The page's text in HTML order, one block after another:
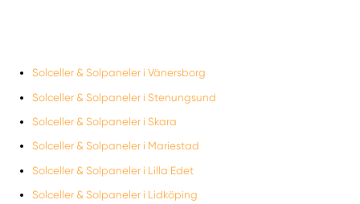
Solceller & Solpaneler i Vänersborg
Solceller & Solpaneler i Stenungsund
Solceller & Solpaneler i Skara
Solceller & Solpaneler i Mariestad
Solceller & Solpaneler i Lilla Edet
Solceller & Solpaneler i Lidköping